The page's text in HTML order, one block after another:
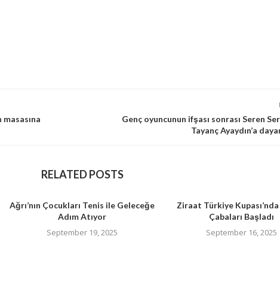
Genç oyuncunun ifşası sonrası Seren
Tayanç Ayaydın’a
RELATED POSTS
Ağrı’nın Çocukları Tenis ile Geleceğe
Adım Atıyor
September 19, 2025
Ziraat Türkiye Kupası’nda
Çabaları Başladı
September 16, 2025